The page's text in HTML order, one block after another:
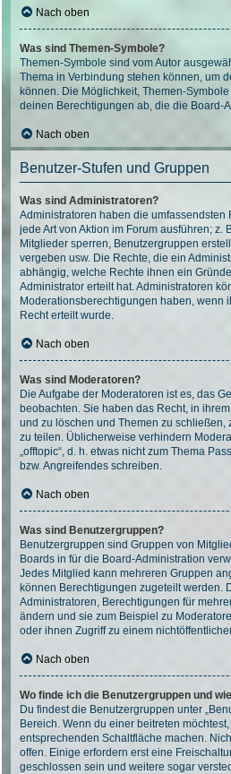
Nach oben
Was sind Themen-Symbole?
Themen-Symbole sind vom Autor
Thema in Verbindung stehen können, um
können. Die Möglichkeit, Themen-
deinen Berechtigungen ab, die die Board-
Nach oben
Benutzer-Stufen und Gruppen
Was sind Administratoren?
Administratoren haben die umfassendsten
jede Art von Aktion im Forum ausführen; z.
Mitglieder sperren, Benutzergruppen
vergeben usw. Die Rechte, die ein
abhängig, welche Rechte ihnen ein
Administrator erteilt hat. Administratoren
Moderationsberechtigungen haben, wenn
Recht erteilt wurde.
Nach oben
Was sind Moderatoren?
Die Aufgabe der Moderatoren ist es, das
beobachten. Sie haben das Recht, in
und zu löschen und Themen zu schließen,
zu teilen. Üblicherweise verhindern
„offtopic“, d. h. etwas nicht zum Thema
bzw. Angreifendes schreiben.
Nach oben
Was sind Benutzergruppen?
Benutzergruppen sind Gruppen von
Boards in für die Board-Administration
Jedes Mitglied kann mehreren Gruppen
können Berechtigungen zugeteilt werden.
Administratoren, Berechtigungen für
ändern und sie zum Beispiel zu
oder ihnen Zugriff zu einem
Nach oben
Wo finde ich die Benutzergruppen und
Du findest die Benutzergruppen unter
Bereich. Wenn du einer beitreten
entsprechenden Schaltfläche machen.
offen. Einige erfordern erst eine
geschlossen sein und weitere sogar